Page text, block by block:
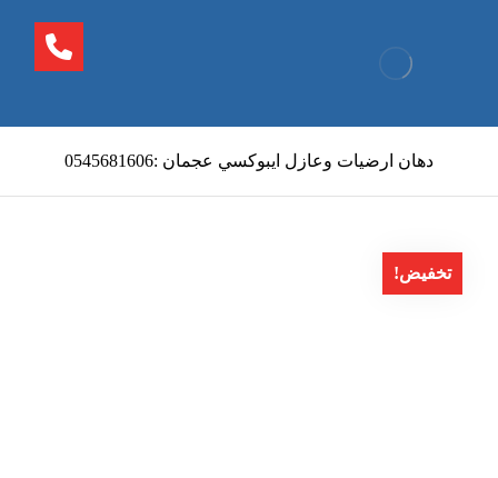
دهان ارضيات وعازل ايبوكسي عجمان :0545681606
تخفيض!